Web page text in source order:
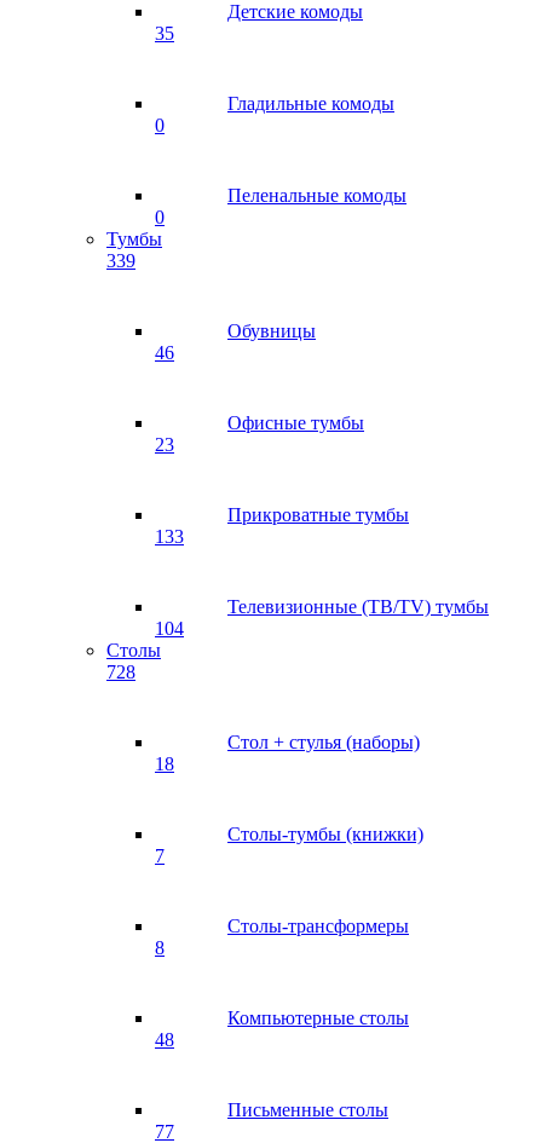
Детские комоды
35
Гладильные комоды
0
Пеленальные комоды
0
Тумбы
339
Обувницы
46
Офисные тумбы
23
Прикроватные тумбы
133
Телевизионные (ТВ/TV) тумбы
104
Столы
728
Стол + стулья (наборы)
18
Столы-тумбы (книжки)
7
Столы-трансформеры
8
Компьютерные столы
48
Письменные столы
77